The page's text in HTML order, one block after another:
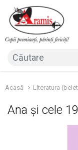
Acasă Literatura
Ana și cele